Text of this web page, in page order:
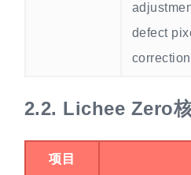
defect
correction
2.2. Lichee Zero
项目